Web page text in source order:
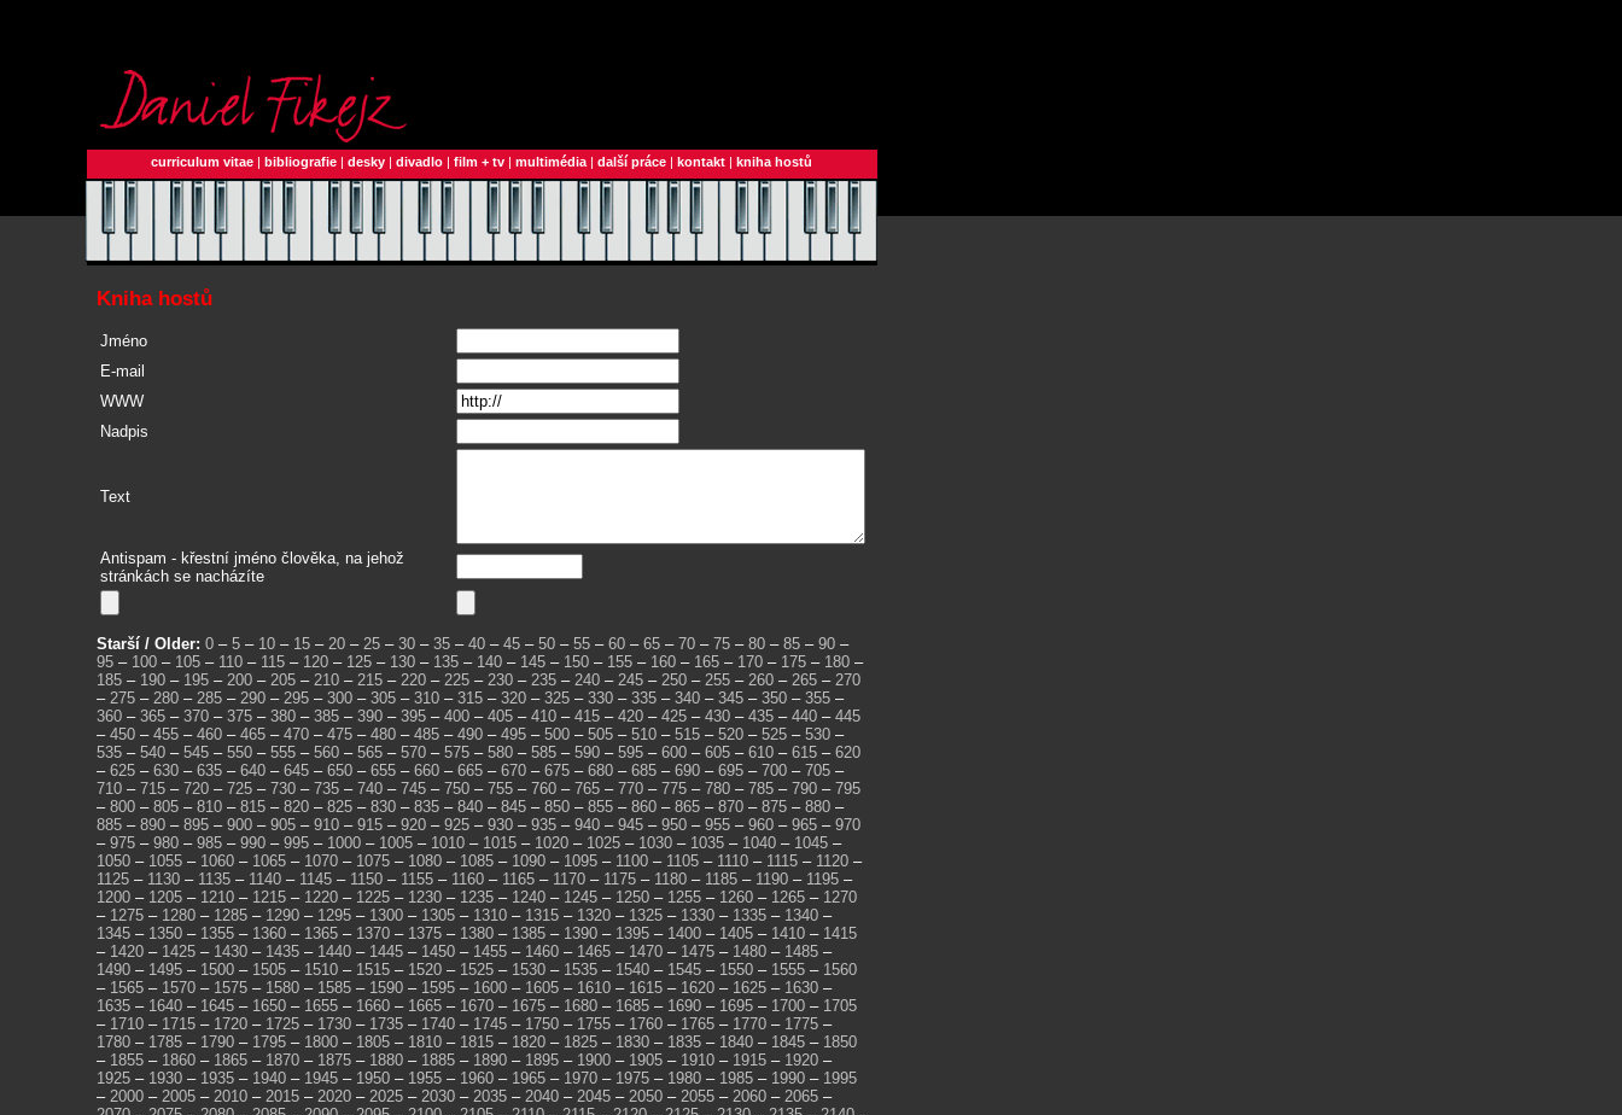
curriculum vitae | bibliografie | desky | divadlo | film + tv | multimédia | další práce | kontakt | kniha hostů
Kniha hostů
Jméno
E-mail
WWW
Nadpis
Text
Antispam - křestní jméno člověka, na jehož
stránkách se nacházíte
Starší / Older: 0 – 5 – 10 – 15 – 20 – 25 – 30 – 35 – 40 – 45 – 50 – 55 – 60 – 65 – 70 – 75 – 80 – 85 – 90 –
95 – 100 – 105 – 110 – 115 – 120 – 125 – 130 – 135 – 140 – 145 – 150 – 155 – 160 – 165 – 170 – 175 – 180 –
185 – 190 – 195 – 200 – 205 – 210 – 215 – 220 – 225 – 230 – 235 – 240 – 245 – 250 – 255 – 260 – 265 – 270
– 275 – 280 – 285 – 290 – 295 – 300 – 305 – 310 – 315 – 320 – 325 – 330 – 335 – 340 – 345 – 350 – 355 –
360 – 365 – 370 – 375 – 380 – 385 – 390 – 395 – 400 – 405 – 410 – 415 – 420 – 425 – 430 – 435 – 440 – 445
– 450 – 455 – 460 – 465 – 470 – 475 – 480 – 485 – 490 – 495 – 500 – 505 – 510 – 515 – 520 – 525 – 530 –
535 – 540 – 545 – 550 – 555 – 560 – 565 – 570 – 575 – 580 – 585 – 590 – 595 – 600 – 605 – 610 – 615 – 620
– 625 – 630 – 635 – 640 – 645 – 650 – 655 – 660 – 665 – 670 – 675 – 680 – 685 – 690 – 695 – 700 – 705 –
710 – 715 – 720 – 725 – 730 – 735 – 740 – 745 – 750 – 755 – 760 – 765 – 770 – 775 – 780 – 785 – 790 – 795
– 800 – 805 – 810 – 815 – 820 – 825 – 830 – 835 – 840 – 845 – 850 – 855 – 860 – 865 – 870 – 875 – 880 –
885 – 890 – 895 – 900 – 905 – 910 – 915 – 920 – 925 – 930 – 935 – 940 – 945 – 950 – 955 – 960 – 965 – 970
– 975 – 980 – 985 – 990 – 995 – 1000 – 1005 – 1010 – 1015 – 1020 – 1025 – 1030 – 1035 – 1040 – 1045 –
1050 – 1055 – 1060 – 1065 – 1070 – 1075 – 1080 – 1085 – 1090 – 1095 – 1100 – 1105 – 1110 – 1115 – 1120 –
1125 – 1130 – 1135 – 1140 – 1145 – 1150 – 1155 – 1160 – 1165 – 1170 – 1175 – 1180 – 1185 – 1190 – 1195 –
1200 – 1205 – 1210 – 1215 – 1220 – 1225 – 1230 – 1235 – 1240 – 1245 – 1250 – 1255 – 1260 – 1265 – 1270
– 1275 – 1280 – 1285 – 1290 – 1295 – 1300 – 1305 – 1310 – 1315 – 1320 – 1325 – 1330 – 1335 – 1340 –
1345 – 1350 – 1355 – 1360 – 1365 – 1370 – 1375 – 1380 – 1385 – 1390 – 1395 – 1400 – 1405 – 1410 – 1415
– 1420 – 1425 – 1430 – 1435 – 1440 – 1445 – 1450 – 1455 – 1460 – 1465 – 1470 – 1475 – 1480 – 1485 –
1490 – 1495 – 1500 – 1505 – 1510 – 1515 – 1520 – 1525 – 1530 – 1535 – 1540 – 1545 – 1550 – 1555 – 1560
– 1565 – 1570 – 1575 – 1580 – 1585 – 1590 – 1595 – 1600 – 1605 – 1610 – 1615 – 1620 – 1625 – 1630 –
1635 – 1640 – 1645 – 1650 – 1655 – 1660 – 1665 – 1670 – 1675 – 1680 – 1685 – 1690 – 1695 – 1700 – 1705
– 1710 – 1715 – 1720 – 1725 – 1730 – 1735 – 1740 – 1745 – 1750 – 1755 – 1760 – 1765 – 1770 – 1775 –
1780 – 1785 – 1790 – 1795 – 1800 – 1805 – 1810 – 1815 – 1820 – 1825 – 1830 – 1835 – 1840 – 1845 – 1850
– 1855 – 1860 – 1865 – 1870 – 1875 – 1880 – 1885 – 1890 – 1895 – 1900 – 1905 – 1910 – 1915 – 1920 –
1925 – 1930 – 1935 – 1940 – 1945 – 1950 – 1955 – 1960 – 1965 – 1970 – 1975 – 1980 – 1985 – 1990 – 1995
– 2000 – 2005 – 2010 – 2015 – 2020 – 2025 – 2030 – 2035 – 2040 – 2045 – 2050 – 2055 – 2060 – 2065 –